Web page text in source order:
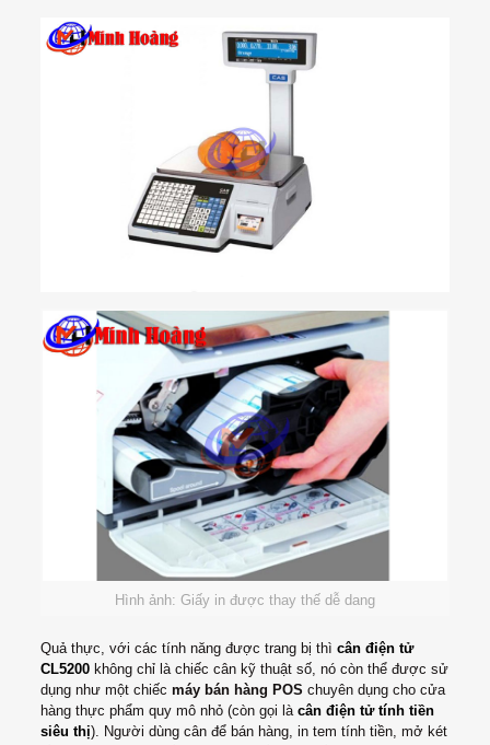
Hình ảnh: Giấy in được thay thế dễ dang
Quả thực, với các tính năng được trang bị thì cân điện tử
CL5200không chỉ là chiếc cân kỹ thuật số, nó còn thể được sử
dụng như một chiếc máy bán hàng POS chuyên dụng cho cửa
hàng thực phẩm quy mô nhỏ (còn gọi là cân điện tử tính tiền
siêu thị). Người dùng cân để bán hàng, in tem tính tiền, mở két